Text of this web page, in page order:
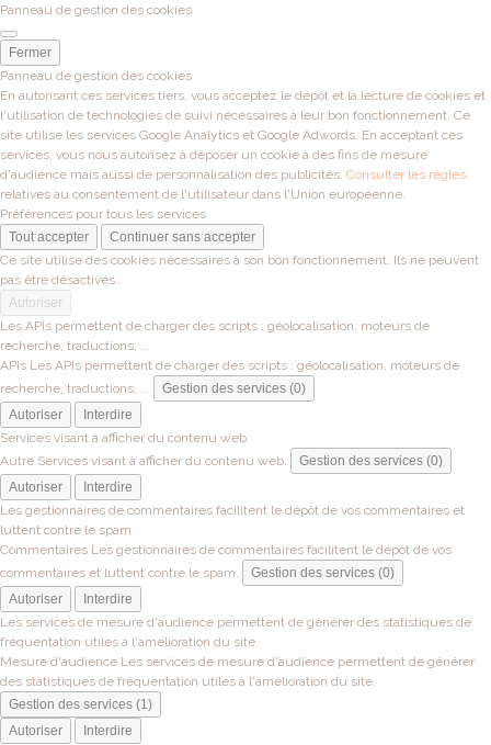
Panneau de gestion des cookies
Fermer
Panneau de gestion des cookies
En autorisant ces services tiers, vous acceptez le dépôt et la lecture de cookies et
l'utilisation de technologies de suivi nécessaires à leur bon fonctionnement. Ce
site utilise les services Google Analytics et Google Adwords. En acceptant ces
services, vous nous autorisez à déposer un cookie à des fins de mesure
d'audience mais aussi de personnalisation des publicités. Consulter les règles
relatives au consentement de l'utilisateur dans l'Union européenne.
Préférences pour tous les services
Tout accepter
Continuer sans accepter
Ce site utilise des cookies nécessaires à son bon fonctionnement. Ils ne peuvent
pas être désactivés.
Autoriser
Les APIs permettent de charger des scripts : géolocalisation, moteurs de
recherche, traductions, ...
APIs Les APIs permettent de charger des scripts : géolocalisation, moteurs de
recherche, traductions, ...
Gestion des services (0)
Autoriser
Interdire
Services visant à afficher du contenu web.
Autre Services visant à afficher du contenu web.
Gestion des services (0)
Autoriser
Interdire
Les gestionnaires de commentaires facilitent le dépôt de vos commentaires et
luttent contre le spam.
Commentaires Les gestionnaires de commentaires facilitent le dépôt de vos
commentaires et luttent contre le spam.
Gestion des services (0)
Autoriser
Interdire
Les services de mesure d'audience permettent de générer des statistiques de
fréquentation utiles à l'amélioration du site.
Mesure d'audience Les services de mesure d'audience permettent de générer
des statistiques de fréquentation utiles à l'amélioration du site.
Gestion des services (1)
Autoriser
Interdire